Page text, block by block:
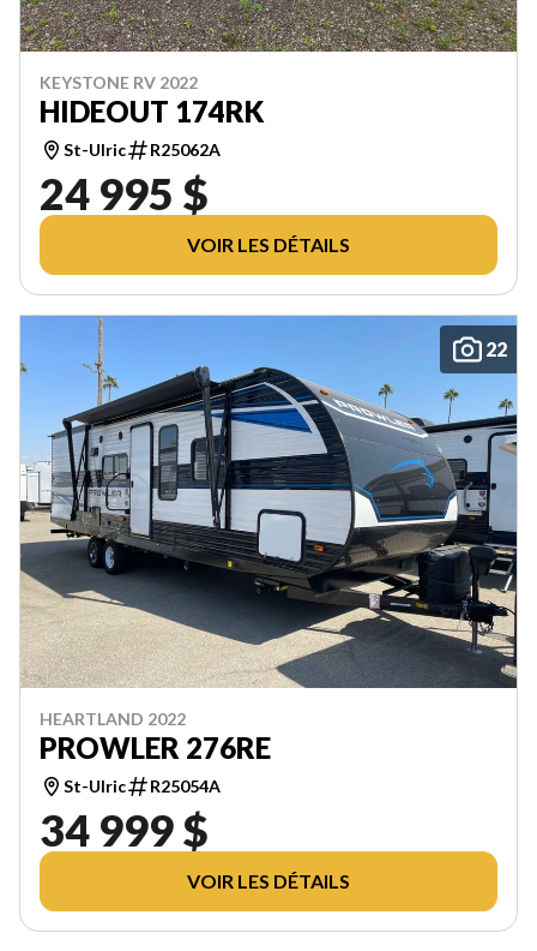
KEYSTONE RV 2022
HIDEOUT 174RK
St-Ulric R25062A
24 995 $
VOIR LES DÉTAILS
22
HEARTLAND 2022
PROWLER 276RE
St-Ulric R25054A
34 999 $
VOIR LES DÉTAILS